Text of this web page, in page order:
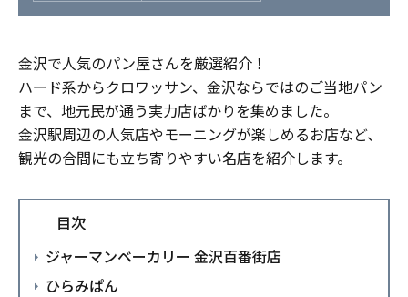
金沢で人気のパン屋さんを厳選紹介！
ハード系からクロワッサン、金沢ならではのご当地パン
まで、地元民が通う実力店ばかりを集めました。
金沢駅周辺の人気店やモーニングが楽しめるお店など、
観光の合間にも立ち寄りやすい名店を紹介します。
目次
ジャーマンベーカリー 金沢百番街店
ひらみぱん